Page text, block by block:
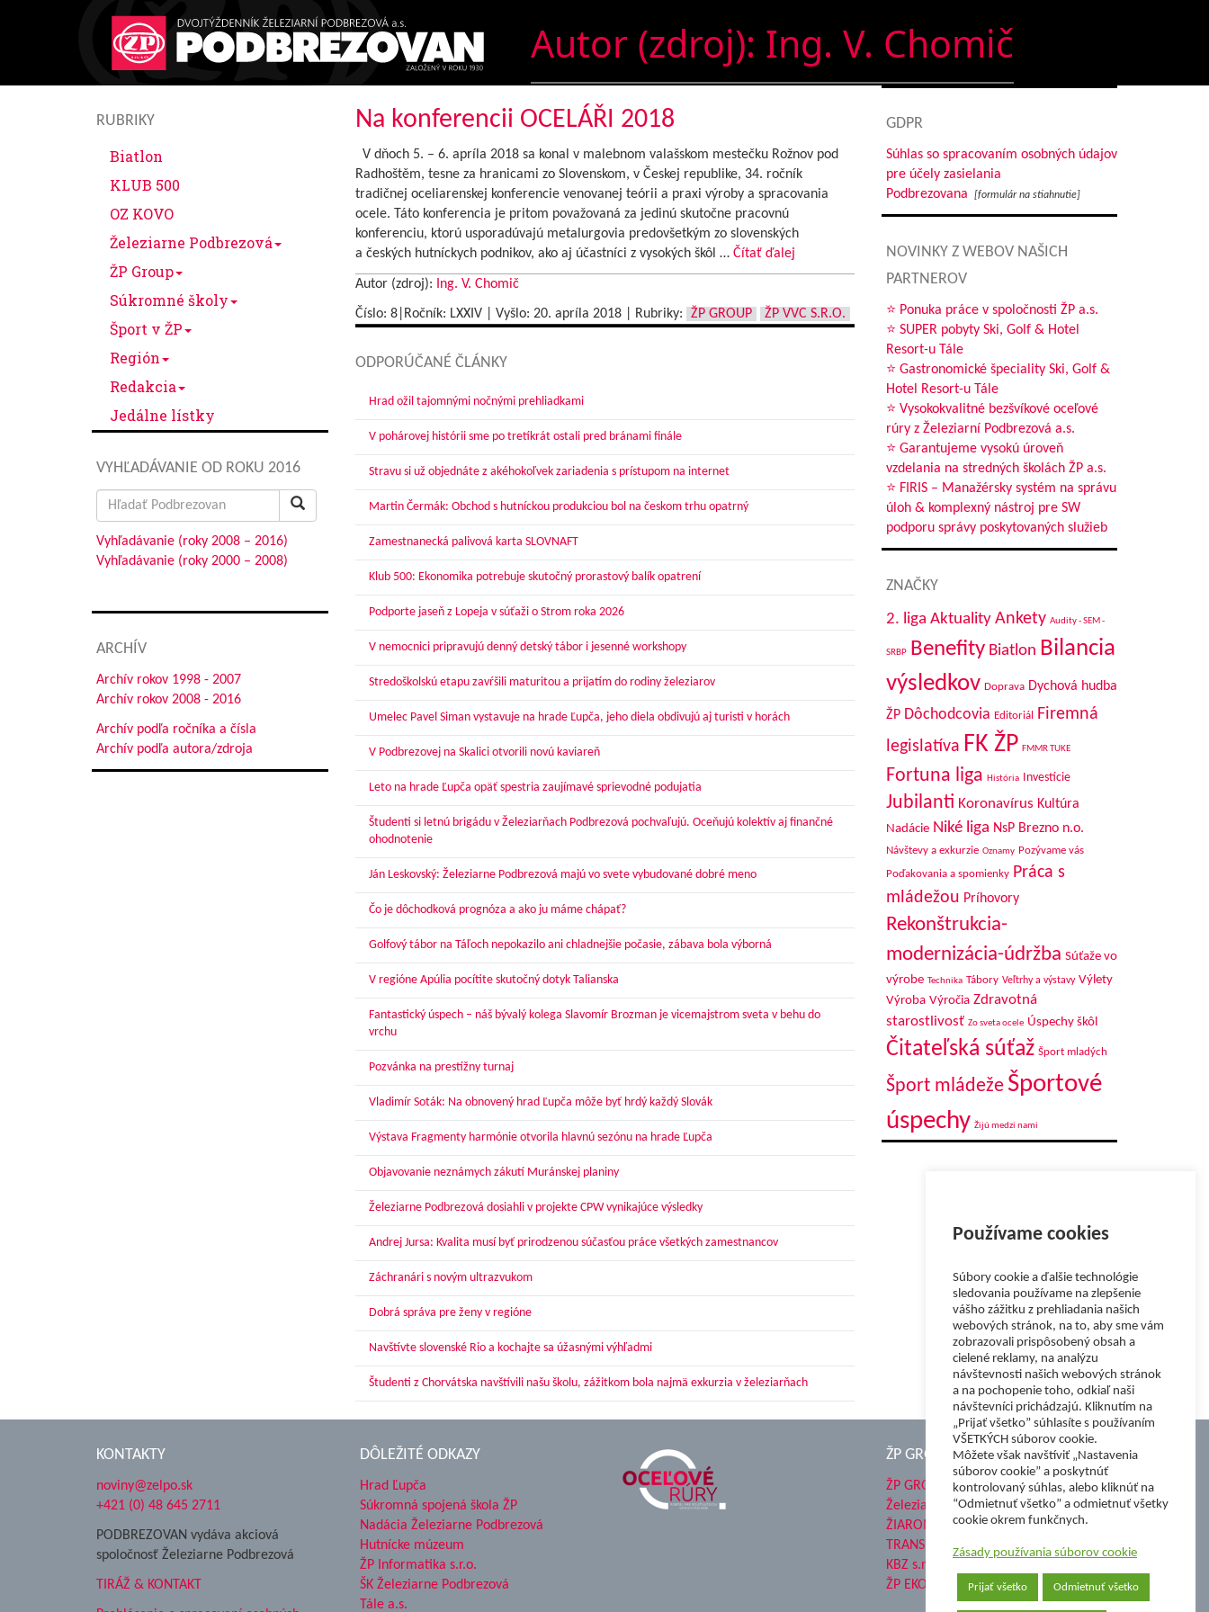
Autor (zdroj): Ing. V. Chomič
RUBRIKY
Biatlon
KLUB 500
OZ KOVO
Železiarne Podbrezová
ŽP Group
Súkromné školy
Šport v ŽP
Región
Redakcia
Jedálne lístky
VYHĽADÁVANIE OD ROKU 2016
Search
for:
Vyhľadávanie (roky 2008 – 2016)
Vyhľadávanie (roky 2000 – 2008)
ARCHÍV
Archív rokov 1998 - 2007
Archív rokov 2008 - 2016
Archív podľa ročníka a čísla
Archív podľa autora/zdroja
Na konferencii OCELÁŘI 2018
V dňoch 5. – 6. apríla 2018 sa konal v malebnom valašskom mestečku Rožnov pod
Radhoštěm, tesne za hranicami zo Slovenskom, v Českej republike, 34. ročník
tradičnej oceliarenskej konferencie venovanej teórii a praxi výroby a spracovania
ocele. Táto konferencia je pritom považovaná za jedinú skutočne pracovnú
konferenciu, ktorú usporadúvajú metalurgovia predovšetkým zo slovenských
a českých hutníckych podnikov, ako aj účastníci z vysokých škôl … Čítať ďalej
Autor (zdroj): Ing. V. Chomič
Číslo: 8|Ročník: LXXIV | Vyšlo: 20. apríla 2018| Rubriky: ŽP GROUP ŽP VVC S.R.O.
ODPORÚČANÉ ČLÁNKY
Hrad ožil tajomnými nočnými prehliadkami
V pohárovej histórii sme po tretíkrát ostali pred bránami finále
Stravu si už objednáte z akéhokoľvek zariadenia s prístupom na internet
Martin Čermák: Obchod s hutníckou produkciou bol na českom trhu opatrný
Zamestnanecká palivová karta SLOVNAFT
Klub 500: Ekonomika potrebuje skutočný prorastový balík opatrení
Podporte jaseň z Lopeja v súťaži o Strom roka 2026
V nemocnici pripravujú denný detský tábor i jesenné workshopy
Stredoškolskú etapu zavŕšili maturitou a prijatím do rodiny železiarov
Umelec Pavel Siman vystavuje na hrade Ľupča, jeho diela obdivujú aj turisti v horách
V Podbrezovej na Skalici otvorili novú kaviareň
Leto na hrade Ľupča opäť spestria zaujímavé sprievodné podujatia
Študenti si letnú brigádu v Železiarňach Podbrezová pochvaľujú. Oceňujú kolektív aj finančné
ohodnotenie
Ján Leskovský: Železiarne Podbrezová majú vo svete vybudované dobré meno
Čo je dôchodková prognóza a ako ju máme chápať?
Golfový tábor na Táľoch nepokazilo ani chladnejšie počasie, zábava bola výborná
V regióne Apúlia pocítite skutočný dotyk Talianska
Fantastický úspech – náš bývalý kolega Slavomír Brozman je vicemajstrom sveta v behu do
vrchu
Pozvánka na prestížny turnaj
Vladimír Soták: Na obnovený hrad Ľupča môže byť hrdý každý Slovák
Výstava Fragmenty harmónie otvorila hlavnú sezónu na hrade Ľupča
Objavovanie neznámych zákutí Muránskej planiny
Železiarne Podbrezová dosiahli v projekte CPW vynikajúce výsledky
Andrej Jursa: Kvalita musí byť prirodzenou súčasťou práce všetkých zamestnancov
Záchranári s novým ultrazvukom
Dobrá správa pre ženy v regióne
Navštívte slovenské Rio a kochajte sa úžasnými výhľadmi
Študenti z Chorvátska navštívili našu školu, zážitkom bola najmä exkurzia v železiarňach
GDPR
Súhlas so spracovaním osobných údajov
pre účely zasielania
Podbrezovana
[formulár na stiahnutie]
NOVINKY Z WEBOV NAŠICH
PARTNEROV
⭐ Ponuka práce v spoločnosti ŽP a.s.
⭐ SUPER pobyty Ski, Golf & Hotel
Resort-u Tále
⭐ Gastronomické špeciality Ski, Golf &
Hotel Resort-u Tále
⭐ Vysokokvalitné bezšvíkové oceľové
rúry z Železiarní Podbrezová a.s.
⭐ Garantujeme vysokú úroveň
vzdelania na stredných školách ŽP a.s.
⭐ FIRIS – Manažérsky systém na správu
úloh & komplexný nástroj pre SW
podporu správy poskytovaných služieb
ZNAČKY
2. liga Aktuality Ankety Audity - SEM -
SRBP Benefity Biatlon Bilancia
výsledkov Doprava Dychová hudba
ŽP Dôchodcovia Editoriál
Firemná
legislatíva FK ŽP FMMR TUKE
Fortuna liga História Investície
Jubilanti Koronavírus Kultúra
Nadácie Niké liga NsP Brezno n.o.
Návštevy a exkurzie Oznamy Pozývame vás
Poďakovania a spomienky Práca s
mládežou Príhovory
Rekonštrukcia-
modernizácia-údržba Súťaže vo
výrobe Technika Tábory Veľtrhy a výstavy Výlety
Výroba Výročia Zdravotná
starostlivosť Zo sveta ocele Úspechy škôl
Čitateľská súťaž Šport mladých
Šport mládeže Športové
úspechy Žijú medzi nami
KONTAKTY
noviny@zelpo.sk
+421 (0) 48 645 2711
PODBREZOVAN vydáva akciová
spoločnosť Železiarne Podbrezová
TIRÁŽ & KONTAKT
DÔLEŽITÉ ODKAZY
Hrad Ľupča
Súkromná spojená škola ŽP
Nadácia Železiarne Podbrezová
Hutnícke múzeum
ŽP Informatika s.r.o.
ŠK Železiarne Podbrezová
Tále a.s.
ŽP GROUP
ŽP GROUP
Železiarne Podbrezová a.s.
ŽIAROMAT a.s.
TRANSMESA S.A.U.
KBZ s.r.o.
ŽP EKO QELET a.s.
Používame cookies
Súbory cookie a ďalšie technológie
sledovania používame na zlepšenie
vášho zážitku z prehliadania našich
webových stránok, na to, aby sme vám
zobrazovali prispôsobený obsah a
cielené reklamy, na analýzu
návštevnosti našich webových stránok
a na pochopenie toho, odkiaľ naši
návštevníci prichádzajú. Kliknutím na
„Prijať všetko” súhlasíte s používaním
VŠETKÝCH súborov cookie.
Môžete však navštíviť „Nastavenia
súborov cookie” a poskytnúť
kontrolovaný súhlas, alebo kliknúť na
“Odmietnuť všetko” a odmietnuť všetky
cookie okrem funkčnych.
Zásady používania súborov cookie
Prijať všetko Odmietnuť všetko